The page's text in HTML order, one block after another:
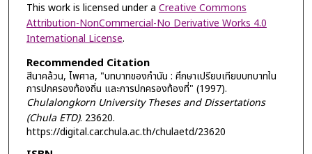
This work is licensed under a Creative Commons
Attribution-NonCommercial-No Derivative Works 4.0
International License.
Recommended Citation
สีนาคล้วน, ไพศาล, "บทบาทของกำนัน : ศึกษาเปรียบเทียบบทบาทใน
การปกครองท้องถิ่น และการปกครองท้องที่" (1997).
Chulalongkorn University Theses and Dissertations
(Chula ETD). 23620.
https://digital.car.chula.ac.th/chulaetd/23620